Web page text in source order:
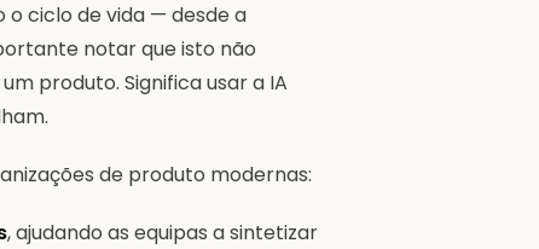
o ciclo de vida — desde a
notar que isto não
produto. Significa usar a IA
de produto modernas:
, ajudando as equipas a sintetizar